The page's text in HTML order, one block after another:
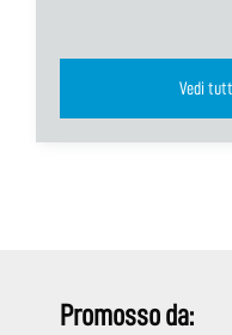
Vedi
Promosso da: